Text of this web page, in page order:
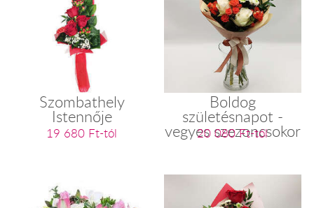
Szombathely
Istennője
19 680 Ft-tól
Boldog
születésnapot -
vegyes szezoncsokor
20 080 Ft-tól